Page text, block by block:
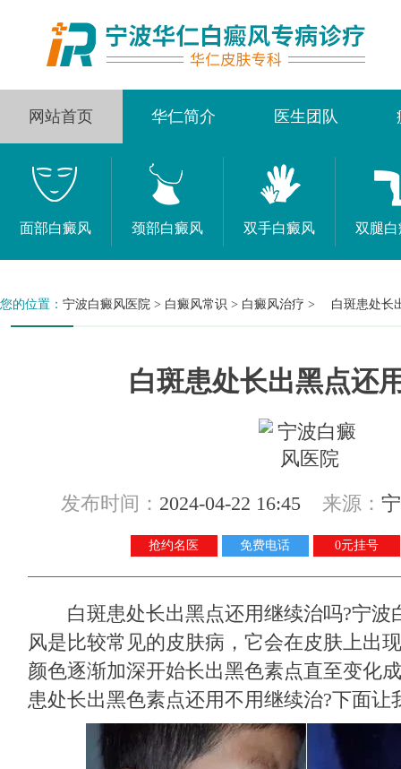
网站首页 华仁简介 医生团队
面部白癜风 颈部白癜风 双手白癜风 双腿
您的位置： 宁波白癜风医院 > 白癜风常识 > 白癜风治疗 > 白斑患处长
白斑患处长出黑点还
发布时间： 2024-04-22 16:45 来源：
抢约名医 免费电话 0元挂号
白斑患处长出黑点还用继续治吗?宁波
风是比较常见的皮肤病，它会在皮肤上出
颜色逐渐加深开始长出黑色素点直至变化
患处长出黑色素点还用不用继续治?下面让